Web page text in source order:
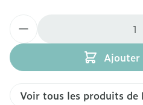
Ajouter
Voir tous les produits de